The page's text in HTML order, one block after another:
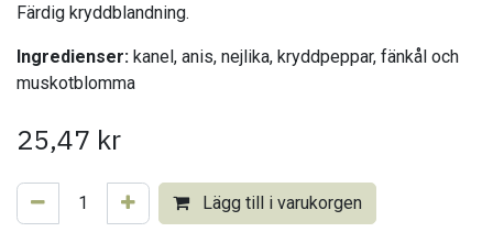
Färdig kryddblandning.
Ingredienser: kanel, anis, nejlika, kryddpeppar, fänkål och
muskotblomma
25,47 kr
Lägg till i varukorgen